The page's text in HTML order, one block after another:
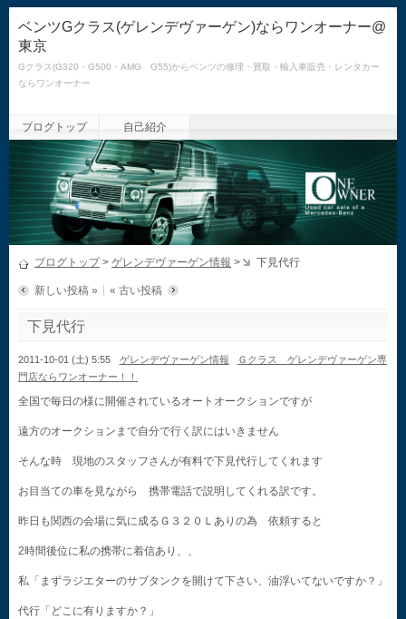
ベンツGクラス(ゲレンデヴァーゲン)ならワンオーナー@
東京
Gクラス(G320・G500・AMG G55)からベンツの修理・買取・輸入車販売・レンタカー
ならワンオーナー
ブログトップ 自己紹介
ブログトップ> ゲレンデヴァーゲン情報 > 下見代行
新しい投稿 » « 古い投稿
下見代行
2011-10-01 (土) 5:55 ゲレンデヴァーゲン情報
Ｇクラス ゲレンデヴァーゲン専
門店ならワンオーナー！！
全国で毎日の様に開催されているオートオークションですが
遠方のオークションまで自分で行く訳にはいきません
そんな時 現地のスタッフさんが有料で下見代行してくれます
お目当ての車を見ながら 携帯電話で説明してくれる訳です。
昨日も関西の会場に気に成るＧ３２０Ｌありの為 依頼すると
2時間後位に私の携帯に着信あり、、
私「まずラジエターのサブタンクを開けて下さい、油浮いてないですか？」
代行「どこに有りますか？」